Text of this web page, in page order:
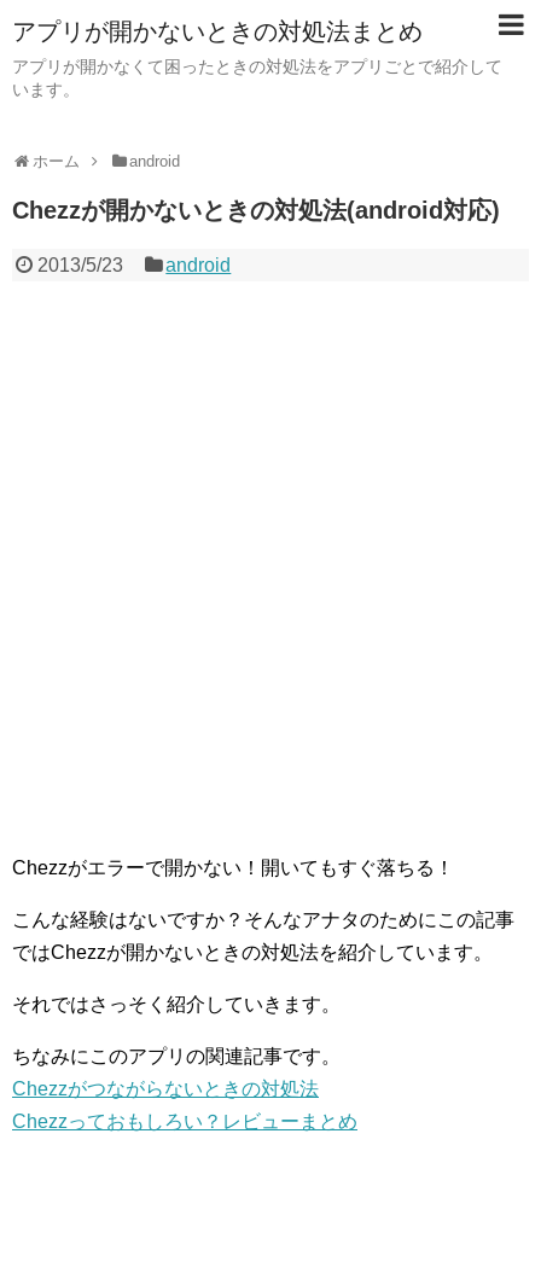
アプリが開かないときの対処法まとめ
アプリが開かなくて困ったときの対処法をアプリごとで紹介して
います。
ホーム android
Chezzが開かないときの対処法(android対応)
2013/5/23 android
Chezzがエラーで開かない！開いてもすぐ落ちる！
こんな経験はないですか？そんなアナタのためにこの記事
ではChezzが開かないときの対処法を紹介しています。
それではさっそく紹介していきます。
ちなみにこのアプリの関連記事です。
Chezzがつながらないときの対処法
Chezzっておもしろい？レビューまとめ